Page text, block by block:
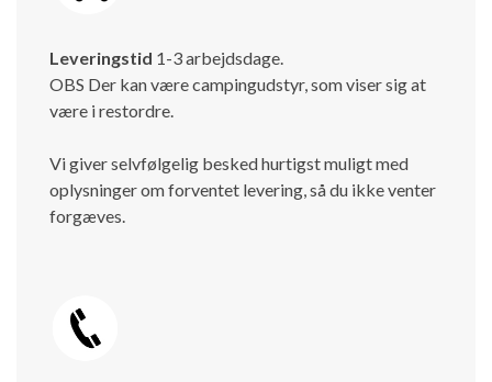
Leveringstid 1-3 arbejdsdage.
OBS Der kan være campingudstyr, som viser sig at
være i restordre.
Vi giver selvfølgelig besked hurtigst muligt med
oplysninger om forventet levering, så du ikke venter
forgæves.